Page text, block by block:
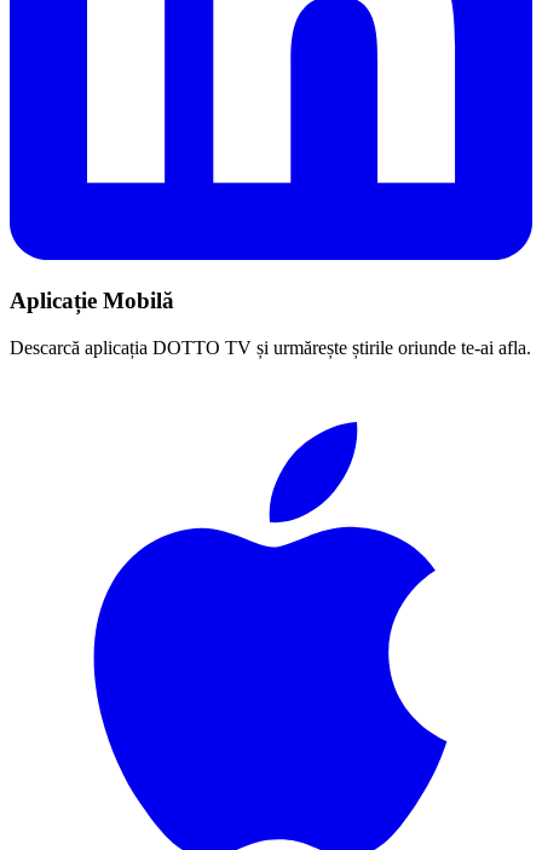
Aplicație Mobilă
Descarcă aplicația DOTTO TV și urmărește știrile oriunde te-ai afla.